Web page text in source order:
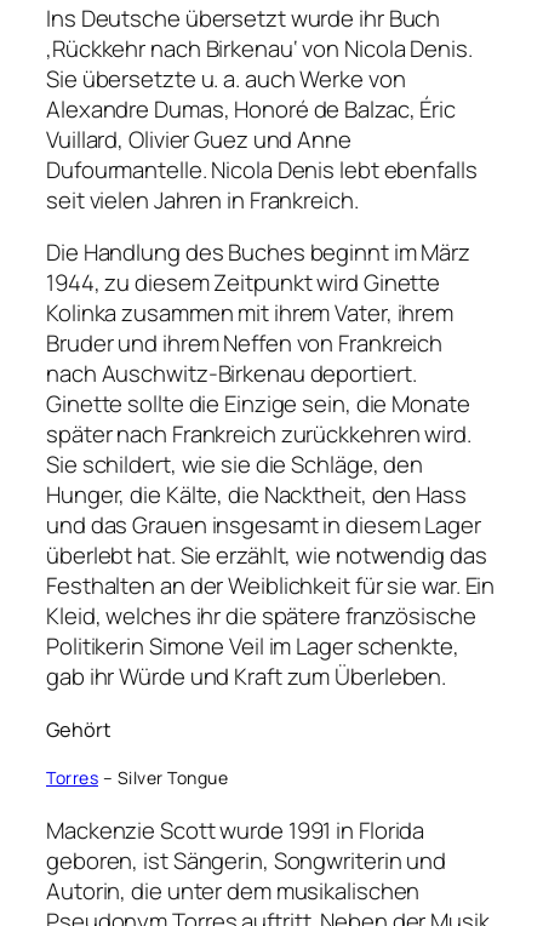
Ins Deutsche übersetzt wurde ihr Buch
‚Rückkehr nach Birkenau‘ von Nicola Denis.
Sie übersetzte u. a. auch Werke von
Alexandre Dumas, Honoré de Balzac, Éric
Vuillard, Olivier Guez und Anne
Dufourmantelle. Nicola Denis lebt ebenfalls
seit vielen Jahren in Frankreich.
Die Handlung des Buches beginnt im März
1944, zu diesem Zeitpunkt wird Ginette
Kolinka zusammen mit ihrem Vater, ihrem
Bruder und ihrem Neffen von Frankreich
nach Auschwitz-Birkenau deportiert.
Ginette sollte die Einzige sein, die Monate
später nach Frankreich zurückkehren wird.
Sie schildert, wie sie die Schläge, den
Hunger, die Kälte, die Nacktheit, den Hass
und das Grauen insgesamt in diesem Lager
überlebt hat. Sie erzählt, wie notwendig das
Festhalten an der Weiblichkeit für sie war. Ein
Kleid, welches ihr die spätere französische
Politikerin Simone Veil im Lager schenkte,
gab ihr Würde und Kraft zum Überleben.
Gehört
Torres – Silver Tongue
Mackenzie Scott wurde 1991 in Florida
geboren, ist Sängerin, Songwriterin und
Autorin, die unter dem musikalischen